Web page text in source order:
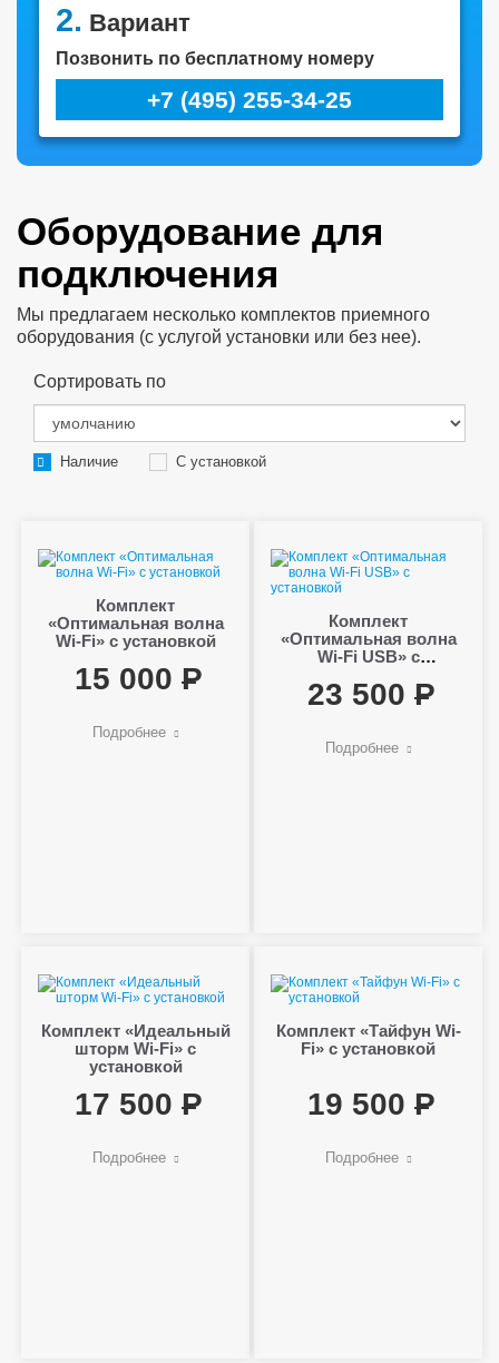
2. Вариант
Позвонить по бесплатному номеру
+7 (495) 255-34-25
Оборудование для
подключения
Мы предлагаем несколько комплектов приемного
оборудования (с услугой установки или без нее).
Сортировать по
Наличие С установкой
Комплект
«Оптимальная волна
Wi-Fi» с установкой
15 000
Подробнее
Комплект
«Оптимальная волна
Wi-Fi USB» с
23 500
Подробнее
Комплект «Идеальный
шторм Wi-Fi» с
установкой
17 500
Подробнее
Комплект «Тайфун Wi-
Fi» с установкой
19 500
Подробнее